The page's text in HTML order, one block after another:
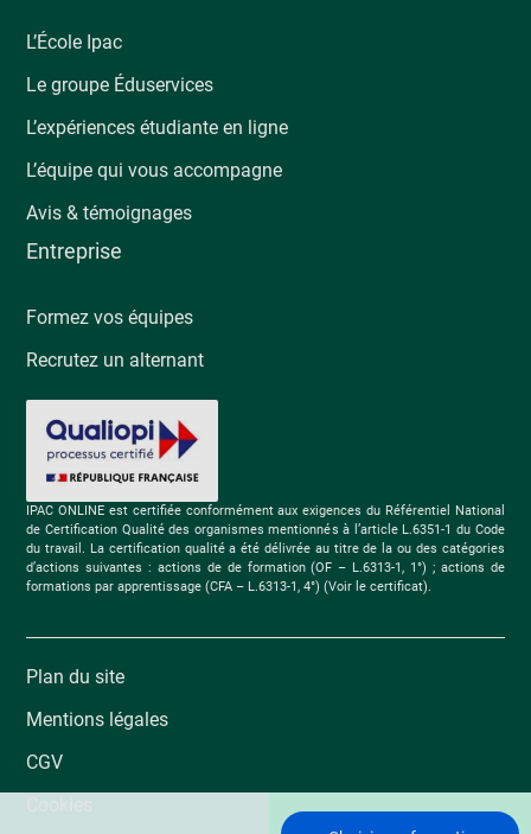
L’École Ipac
Le groupe Éduservices
L’expériences étudiante en ligne
L’équipe qui vous accompagne
Avis & témoignages
Entreprise
Formez vos équipes
Recrutez un alternant
IPAC ONLINE est certifiée conformément aux exigences du Référentiel National
de Certification Qualité des organismes mentionnés à l’article L.6351-1 du Code
du travail. La certification qualité a été délivrée au titre de la ou des catégories
d’actions suivantes : actions de de formation (OF – L.6313-1, 1°) ; actions de
formations par apprentissage (CFA – L.6313-1, 4°) (Voir le certificat).
Plan du site
Mentions légales
CGV